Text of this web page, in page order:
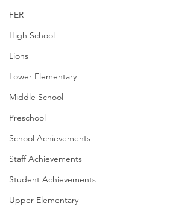
FER
High School
Lions
Lower Elementary
Middle School
Preschool
School Achievements
Staff Achievements
Student Achievements
Upper Elementary